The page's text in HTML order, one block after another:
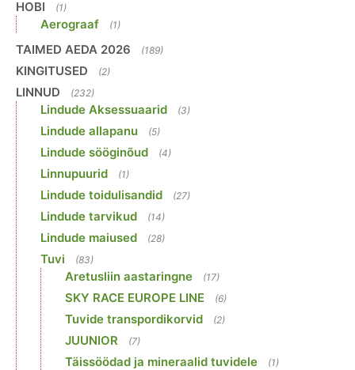
HOBI (1)
Aerograaf (1)
TAIMED AEDA 2026 (189)
KINGITUSED (2)
LINNUD (232)
Lindude Aksessuaarid (3)
Lindude allapanu (5)
Lindude sööginõud (4)
Linnupuurid (1)
Lindude toidulisandid (27)
Lindude tarvikud (14)
Lindude maiused (28)
Tuvi (83)
Aretusliin aastaringne (17)
SKY RACE EUROPE LINE (6)
Tuvide transpordikorvid (2)
JUUNIOR (7)
Täissöödad ja mineraalid tuvidele (1)